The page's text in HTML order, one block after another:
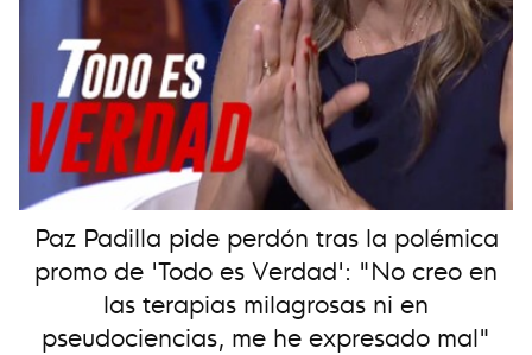
Paz Padilla pide perdón tras la polémica
promo de 'Todo es Verdad': "No creo en
las terapias milagrosas ni en
pseudociencias, me he expresado mal"